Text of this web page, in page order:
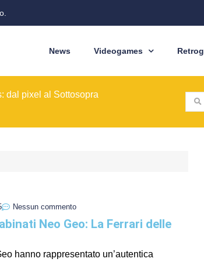
News Videogames
del modello originale
le sale giochi nel 1989
Cinquant'anni di Avventure
dal pixel al Sottosopra
BioWare
nostre tasche
del modello originale
le sale giochi nel 1989
Nessun commento
Neo Geo: La Ferrari delle
hanno rappresentato un’autentica